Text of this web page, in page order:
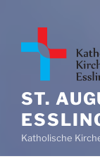
ST.
Katholische